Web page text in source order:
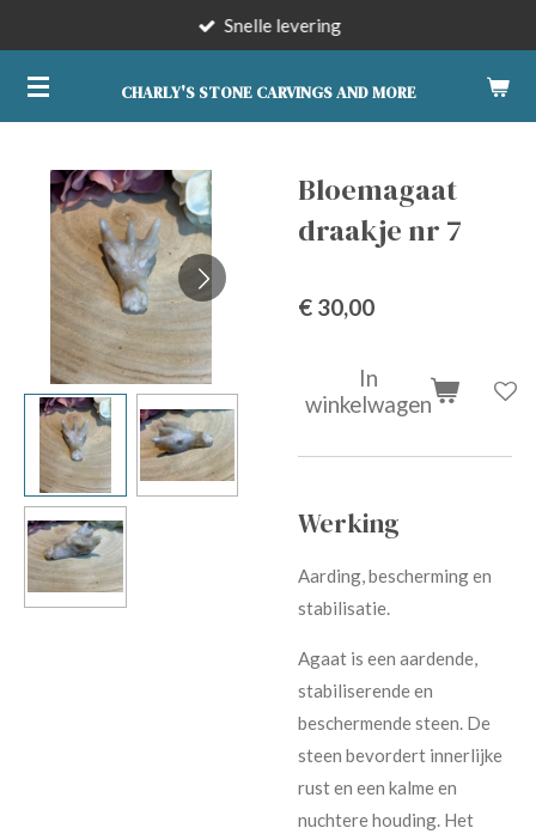
naar
de
CHARLY'S STONE CARVINGS AND MORE
Snelle levering
Bloemagaat
draakje nr 7
€ 30,00
In
winkelwagen
Werking
Aarding, bescherming en
stabilisatie.
Agaat is een aardende,
stabiliserende en
beschermende steen. De
steen bevordert innerlijke
rust en een kalme en
nuchtere houding. Het